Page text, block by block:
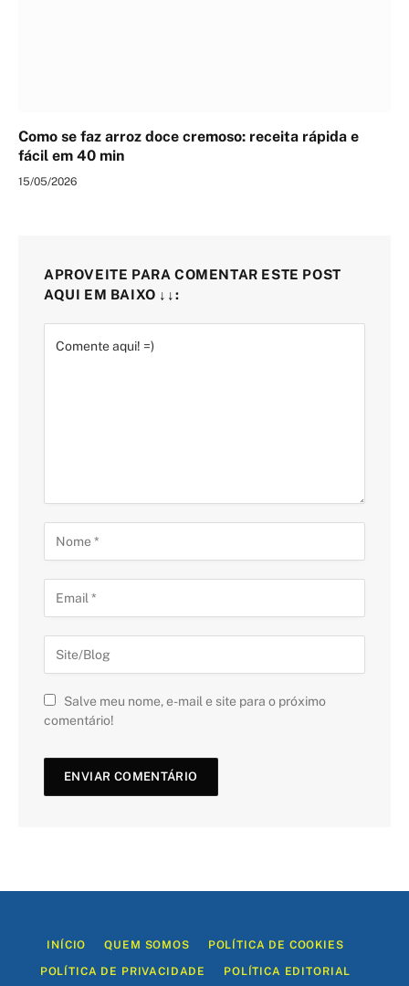
Como se faz arroz doce cremoso: receita rápida e
fácil em 40 min
15/05/2026
APROVEITE PARA COMENTAR ESTE POST
AQUI EM BAIXO ↓↓:
Salve meu nome, e-mail e site para o próximo
comentário!
INÍCIO QUEM SOMOS POLÍTICA DE COOKIES
POLÍTICA DE PRIVACIDADE POLÍTICA EDITORIAL